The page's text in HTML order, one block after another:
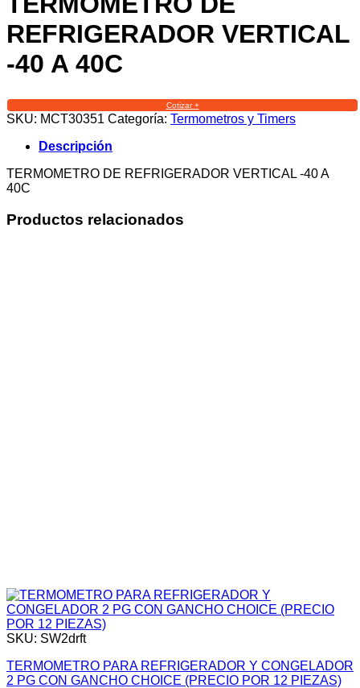
REFRIGERADOR VERTICAL
-40 A 40C
Cotizar +
SKU: MCT30351 Categoría: Termometros y Timers
Descripción
TERMOMETRO DE REFRIGERADOR VERTICAL -40 A
40C
Productos relacionados
SKU: SW2drft
TERMOMETRO PARA REFRIGERADOR Y CONGELADOR
2 PG CON GANCHO CHOICE (PRECIO POR 12 PIEZAS)